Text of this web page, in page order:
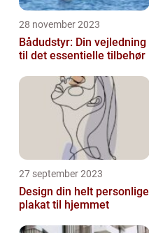
28 november 2023
Bådudstyr: Din vejledning
til det essentielle tilbehør
27 september 2023
Design din helt personlige
plakat til hjemmet